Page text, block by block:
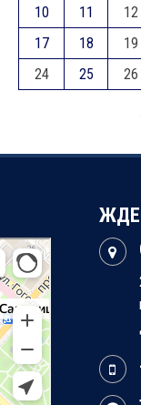
10
11 12
17
18 19
24
25 26